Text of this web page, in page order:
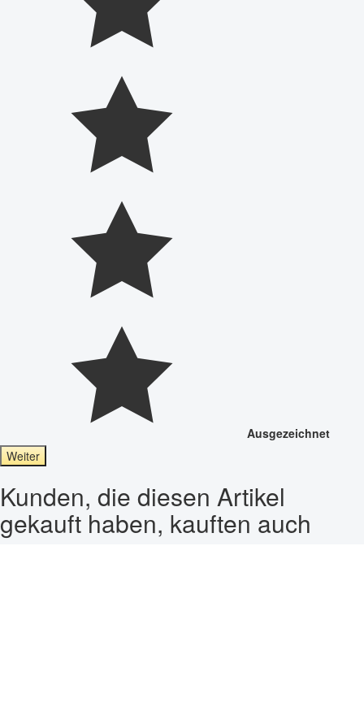
Ausgezeichnet
Weiter
Kunden, die diesen Artikel
gekauft haben, kauften auch